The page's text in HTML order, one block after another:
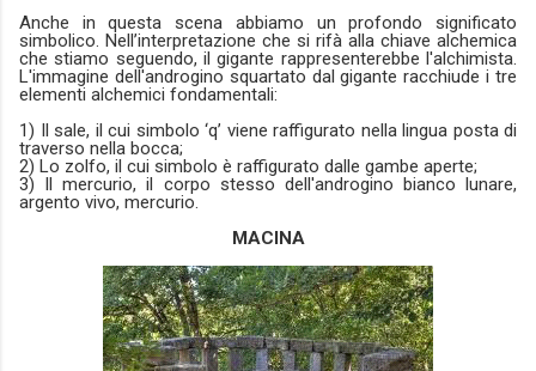
Anche in questa scena abbiamo un profondo significato
simbolico. Nell’interpretazione che si rifà alla chiave alchemica
che stiamo seguendo, il gigante rappresenterebbe l'alchimista.
L'immagine dell'androgino squartato dal gigante racchiude i tre
elementi alchemici fondamentali:
1) Il sale, il cui simbolo ‘q’ viene raffigurato nella lingua posta di
traverso nella bocca;
2) Lo zolfo, il cui simbolo è raffigurato dalle gambe aperte;
3) Il mercurio, il corpo stesso dell'androgino bianco lunare,
argento vivo, mercurio.
MACINA